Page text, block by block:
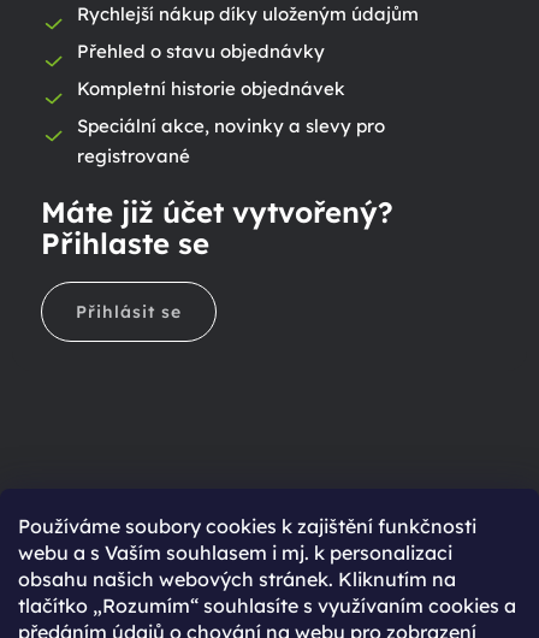
Používáme soubory cookies k zajištění funkčnosti
webu a s Vaším souhlasem i mj. k personalizaci
obsahu našich webových stránek. Kliknutím na
tlačítko „Rozumím“ souhlasíte s využívaním cookies a
předáním údajů o chování na webu pro zobrazení
Rychlejší nákup díky uloženým údajům
Přehled o stavu objednávky
Kompletní historie objednávek
Speciální akce, novinky a slevy pro
registrované
Máte již účet vytvořený?
Přihlaste se
Přihlásit se
Ještě nemáte účet?
Rychlejší nákup díky uloženým údajům
Přehled o stavu objednávky